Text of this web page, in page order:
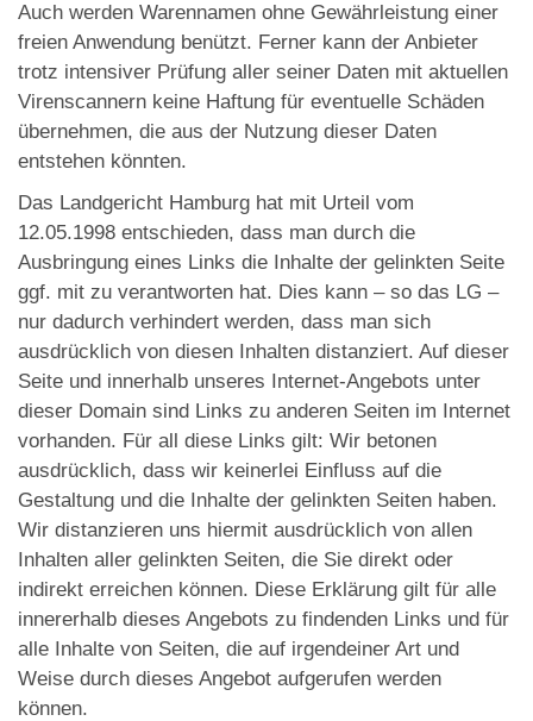
Auch werden Warennamen ohne Gewährleistung einer
freien Anwendung benützt. Ferner kann der Anbieter
trotz intensiver Prüfung aller seiner Daten mit aktuellen
Virenscannern keine Haftung für eventuelle Schäden
übernehmen, die aus der Nutzung dieser Daten
entstehen könnten.
Das Landgericht Hamburg hat mit Urteil vom
12.05.1998 entschieden, dass man durch die
Ausbringung eines Links die Inhalte der gelinkten Seite
ggf. mit zu verantworten hat. Dies kann – so das LG –
nur dadurch verhindert werden, dass man sich
ausdrücklich von diesen Inhalten distanziert. Auf dieser
Seite und innerhalb unseres Internet-Angebots unter
dieser Domain sind Links zu anderen Seiten im Internet
vorhanden. Für all diese Links gilt: Wir betonen
ausdrücklich, dass wir keinerlei Einfluss auf die
Gestaltung und die Inhalte der gelinkten Seiten haben.
Wir distanzieren uns hiermit ausdrücklich von allen
Inhalten aller gelinkten Seiten, die Sie direkt oder
indirekt erreichen können. Diese Erklärung gilt für alle
innererhalb dieses Angebots zu findenden Links und für
alle Inhalte von Seiten, die auf irgendeiner Art und
Weise durch dieses Angebot aufgerufen werden
können.